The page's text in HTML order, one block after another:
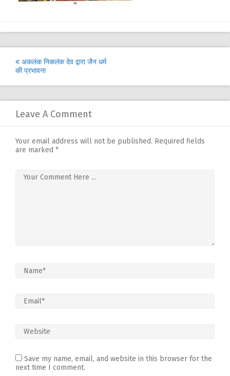
Post
navigation
अकलंक निकलंक देव द्वारा जैन धर्म
की प्रभावना
Leave A Comment
Your email address will not be published. Required fields
are marked *
Save my name, email, and website in this browser for the
next time I comment.